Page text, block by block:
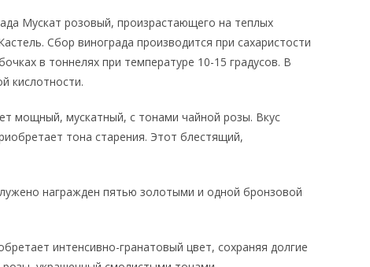
Мускат розовый, произрастающего на теплых
Сбор винограда производится при сахаристости
в тоннелях при температуре 10-15 градусов. В
кислотности.
мощный, мускатный, с тонами чайной розы. Вкус
тона старения. Этот блестящий,
награжден пятью золотыми и одной бронзовой
интенсивно-гранатовый цвет, сохраняя долгие